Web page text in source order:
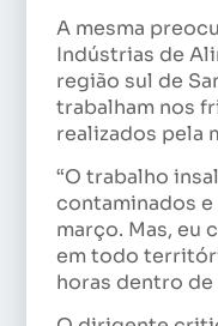
A mesma
Indústrias de
região sul de
trabalham nos
realizados pela
“O trabalho
contaminados
março. Mas, eu
em todo
horas dentro de